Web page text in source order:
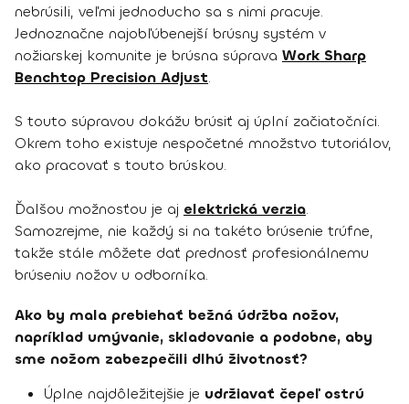
nebrúsili, veľmi jednoducho sa s nimi pracuje.
Jednoznačne najobľúbenejší brúsny systém v
nožiarskej komunite je brúsna súprava Work Sharp
Benchtop Precision Adjust.
S touto súpravou dokážu brúsiť aj úplní začiatočníci.
Okrem toho existuje nespočetné množstvo tutoriálov,
ako pracovať s touto brúskou.
Ďalšou možnosťou je aj elektrická verzia.
Samozrejme, nie každý si na takéto brúsenie trúfne,
takže stále môžete dať prednosť profesionálnemu
brúseniu nožov u odborníka.
Ako by mala prebiehať bežná údržba nožov,
napríklad umývanie, skladovanie a podobne, aby
sme nožom zabezpečili dlhú životnosť?
Úplne najdôležitejšie je udržiavať čepeľ ostrú